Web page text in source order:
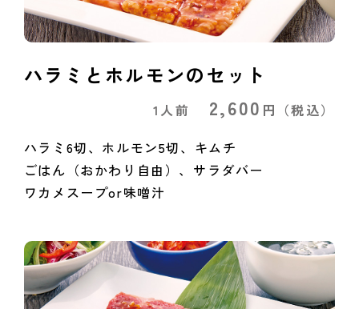
ハラミとホルモンのセット
1人前 2,600 円 （税込）
ハラミ6切、ホルモン5切、キムチ
ごはん（おかわり自由）、サラダバー
ワカメスープor味噌汁